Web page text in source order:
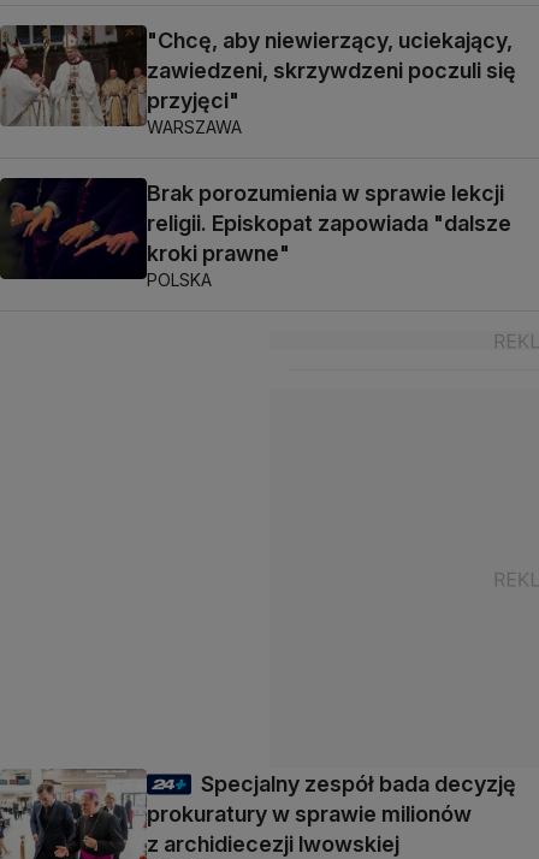
"Chcę, aby niewierzący, uciekający,
zawiedzeni, skrzywdzeni poczuli się
przyjęci"
WARSZAWA
Brak porozumienia w sprawie lekcji
religii. Episkopat zapowiada "dalsze
kroki prawne"
POLSKA
Specjalny zespół bada decyzję
prokuratury w sprawie milionów
z archidiecezji lwowskiej